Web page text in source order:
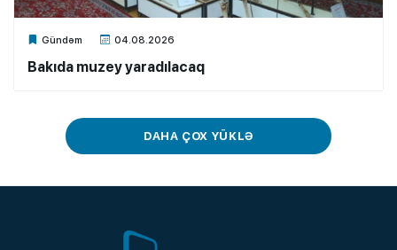
Gündəm 04.08.2026
Xalq.Online
Bakıda muzey yaradılacaq
DAHA ÇOX YÜKLƏ